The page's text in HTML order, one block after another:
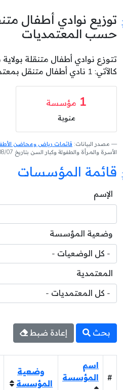
توزيع نوادي أطفال
حسب المعتمديات
تتوزع نوادي أطفال متنقلة
كالآتي: 1 نادي أطفال متنقل بمعتمدية منوبة .
1 مؤسسة
منوبة
مصدر البيانات: قائمات رياض ومحاضن
الأسرة والمرأة والطفولة وكبار السن بتاريخ 2026/08/07 على الساعة 16:31
قائمة المؤسسات
الإسم
وضعية المؤسسة
المعتمدية
بحث إعادة ضبط
#
اسم
المؤسسة
وضعية
المؤسسة